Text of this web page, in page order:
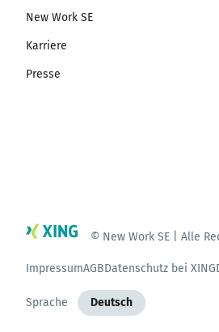
New Work SE
Karriere
Presse
© New Work SE | Alle
ImpressumAGBDatenschutz bei XING
Sprache Deutsch